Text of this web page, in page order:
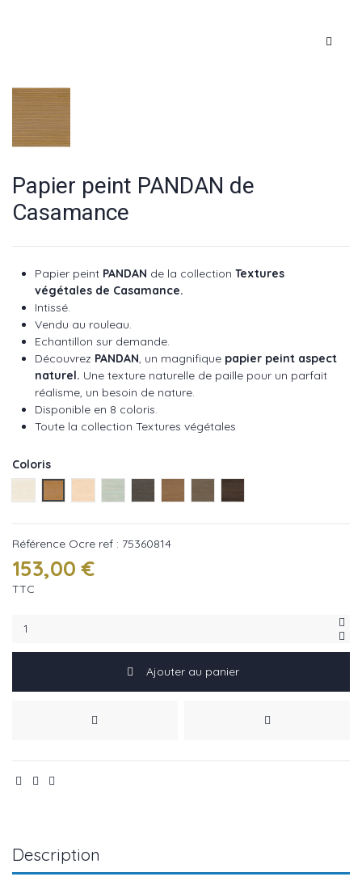
Papier peint PANDAN de
Casamance
Papier peint PANDAN de la collection Textures
végétales de Casamance.
Intissé.
Vendu au rouleau.
Echantillon sur demande.
Découvrez PANDAN , un magnifique papier peint aspect
naturel. Une texture naturelle de paille pour un parfait
réalisme, un besoin de nature.
Disponible en 8 coloris.
Toute la collection Textures végétales
Coloris
Référence Ocre ref : 75360814
153,00 €
TTC
Ajouter au panier
Description